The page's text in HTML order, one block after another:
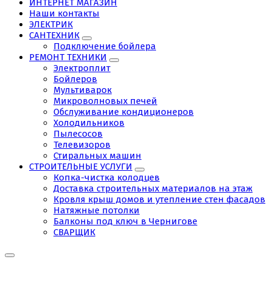
ИНТЕРНЕТ МАГАЗИН
Наши контакты
ЭЛЕКТРИК
САНТЕХНИК
Подключение бойлера
РЕМОНТ ТЕХНИКИ
Электроплит
Бойлеров
Мультиварок
Микроволновых печей
Обслуживание кондиционеров
Холодильников
Пылесосов
Телевизоров
Стиральных машин
СТРОИТЕЛЬНЫЕ УСЛУГИ
Копка-чистка колодцев
Доставка строительных материалов на этаж
Кровля крыш домов и утепление стен фасадов
Натяжные потолки
Балконы под ключ в Чернигове
СВАРЩИК